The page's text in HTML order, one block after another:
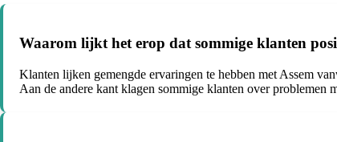
Waarom lijkt het erop dat sommige klanten
Klanten lijken gemengde ervaringen te hebben met Assem
Aan de andere kant klagen sommige klanten over problemen